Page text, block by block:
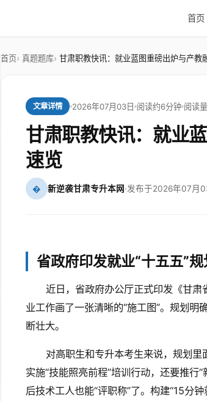
首页
首页 真题题库 甘肃职教快讯：就业蓝图重磅出炉与产教
文章详情 2026年07月03日 阅读约6分钟 阅读
甘肃职教快讯：就业
速览
� 新逆袭甘肃专升本网·发布于2026年07月
省政府印发就业“十五五”
近日，省政府办公厅正式印发《甘肃
业工作画了一张清晰的“施工图”。规划明
断壮大。
对高职生和专升本考生来说，规划里
实施“技能照亮前程”培训行动，还要推
后技术工人也能“评职称”了。构建“15分